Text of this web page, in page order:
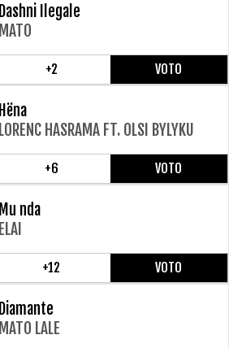
Dashni Ilegale
MATO
+2 VOTO
Hëna
LORENC HASRAMA FT. OLSI BYLYKU
+6 VOTO
Mu nda
ELAI
+12 VOTO
Diamante
MATO LALE